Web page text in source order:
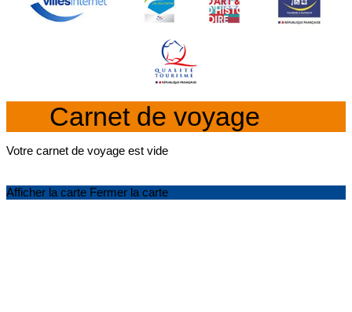
Carnet de voyage
Votre carnet de voyage est vide
Afficher la carte Fermer la carte